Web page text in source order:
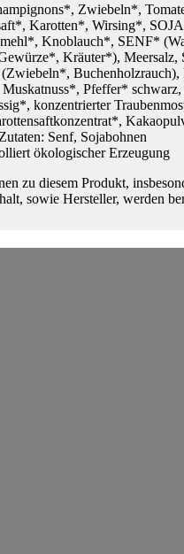
Zwiebeln*,
Karotten*, Wirsing*,
Knoblauch*, SENF*
Kräuter*),
(Zwiebeln*,
Pfeffer*
konzentrierter
Senf, Sojabohnen
ökologischer Erzeugung
zu diesem Produkt,
sowie Hersteller, werden